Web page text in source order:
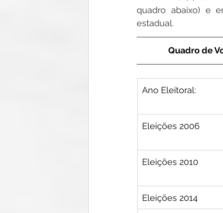
quadro abaixo) e
estadual.
Quadro de
Ano Eleitoral:
Eleições 2006
Eleições 2010
Eleições 2014